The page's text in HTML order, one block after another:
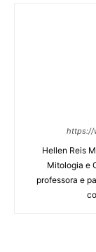
https://
Hellen Reis
Mitologia e
professora e